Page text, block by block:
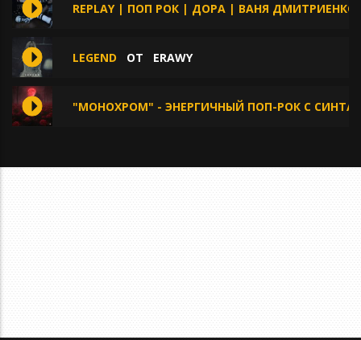
REPLAY | ПОП РОК | ДОРА | ВАНЯ ДМИТРИЕНКО
LEGEND ОТ ERAWY
"МОНОХРОМ" - ЭНЕРГИЧНЫЙ ПОП-РОК С